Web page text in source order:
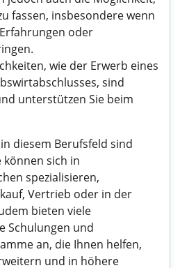
fassen, insbesondere wenn
oder
wie der Erwerb eines
sind
unterstützen Sie beim
diesem Berufsfeld sind
können sich in
spezialisieren,
Vertrieb oder in der
bieten viele
Schulungen und
an, die Ihnen helfen,
und in höhere